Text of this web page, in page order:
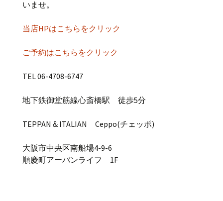
いませ。
当店HPはこちらをクリック
ご予約はこちらをクリック
TEL 06-4708-6747
地下鉄御堂筋線心斎橋駅 徒歩5分
TEPPAN＆ITALIAN Ceppo(チェッポ)
大阪市中央区南船場4-9-6
順慶町アーバンライフ 1F